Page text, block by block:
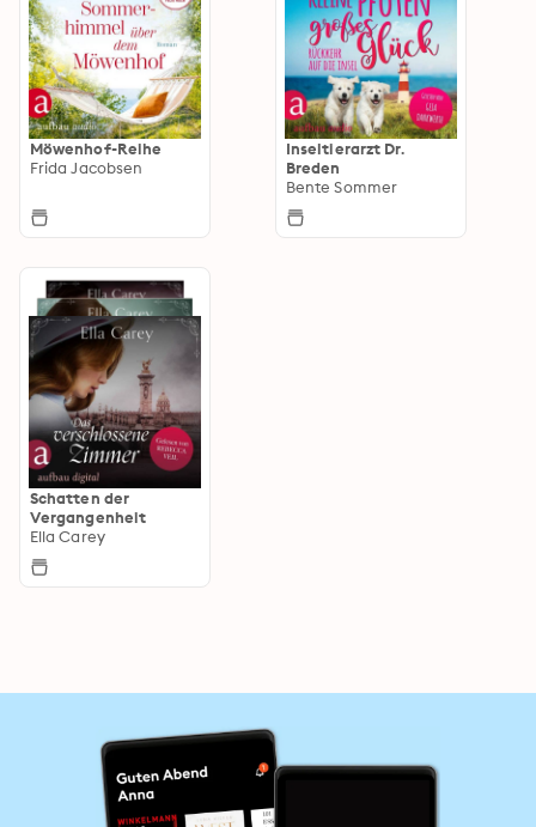
Möwenhof-Reihe
Frida Jacobsen
Inseltierarzt Dr.
Breden
Bente Sommer
Schatten der
Vergangenheit
Ella Carey